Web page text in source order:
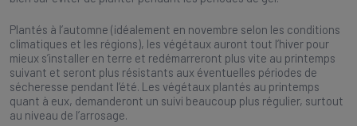
Plantés à l’automne (idéalement en novembre selon les conditions
climatiques et les régions), les végétaux auront tout l’hiver pour
mieux s’installer en terre et redémarreront plus vite au printemps
suivant et seront plus résistants aux éventuelles périodes de
sécheresse pendant l’été. Les végétaux plantés au printemps
quant à eux, demanderont un suivi beaucoup plus régulier, surtout
au niveau de l’arrosage.